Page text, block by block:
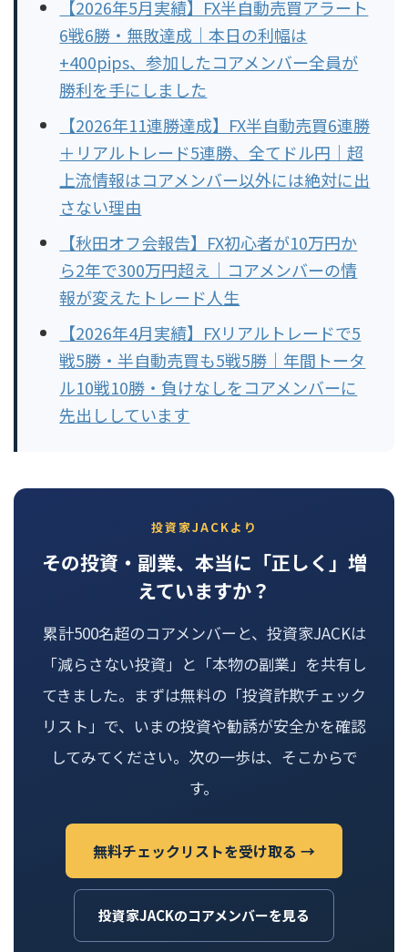
【2026年5月実績】FX半自動売買アラート
6戦6勝・無敗達成｜本日の利幅は
+400pips、参加したコアメンバー全員が
勝利を手にしました
【2026年11連勝達成】FX半自動売買6連勝
＋リアルトレード5連勝、全てドル円｜超
上流情報はコアメンバー以外には絶対に出
さない理由
【秋田オフ会報告】FX初心者が10万円か
ら2年で300万円超え｜コアメンバーの情
報が変えたトレード人生
【2026年4月実績】FXリアルトレードで5
戦5勝・半自動売買も5戦5勝｜年間トータ
ル10戦10勝・負けなしをコアメンバーに
先出ししています
投資家JACKより
その投資・副業、本当に「正しく」増
えていますか？
累計500名超のコアメンバーと、投資家JACKは
「減らさない投資」と「本物の副業」を共有し
てきました。まずは無料の「投資詐欺チェック
リスト」で、いまの投資や勧誘が安全かを確認
してみてください。次の一歩は、そこからで
す。
無料チェックリストを受け取る →
投資家JACKのコアメンバーを見る